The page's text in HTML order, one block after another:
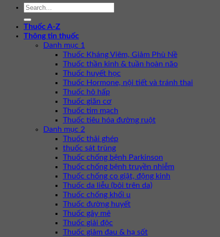
Thuốc A-Z
Thông tin thuốc
Danh mục 1
Thuốc Kháng Viêm, Giảm Phù Nề
Thuốc thần kinh & tuần hoàn não
Thuốc huyết học
Thuốc Hormone, nội tiết và tránh thai
Thuốc hô hấp
Thuốc giãn cơ
Thuốc tim mạch
Thuốc tiêu hóa đường ruột
Danh mục 2
Thuốc thải ghép
thuốc sát trùng
Thuốc chống bệnh Parkinson
Thuốc chống bệnh truyền nhiễm
Thuốc chống co giật, động kinh
Thuốc da liễu (bôi trên da)
Thuốc chống khối u
Thuốc đường huyết
Thuốc gây mê
Thuốc giải độc
Thuốc giảm đau & hạ sốt